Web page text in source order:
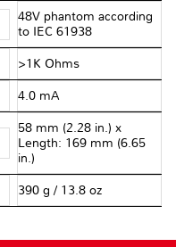
48V phantom according
to IEC 61938
>1K Ohms
4.0 mA
58 mm (2.28 in.) x
Length: 169 mm (6.65
in.)
390 g / 13.8 oz